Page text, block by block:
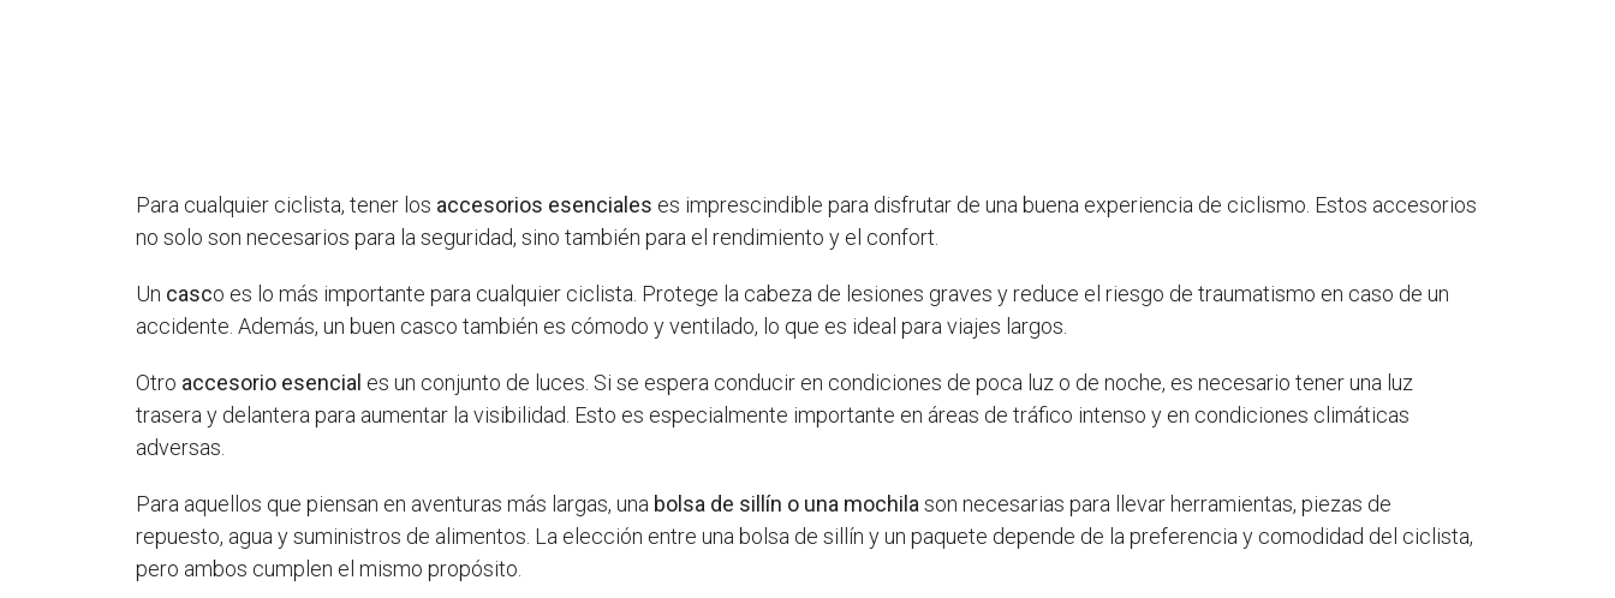
Para cualquier ciclista, tener los accesorios esenciales es imprescindible para disfrutar de una buena experiencia de ciclismo. Estos accesorios
no solo son necesarios para la seguridad, sino también para el rendimiento y el confort.
Un casco es lo más importante para cualquier ciclista. Protege la cabeza de lesiones graves y reduce el riesgo de traumatismo en caso de un
accidente. Además, un buen casco también es cómodo y ventilado, lo que es ideal para viajes largos.
Otro accesorio esencial es un conjunto de luces. Si se espera conducir en condiciones de poca luz o de noche, es necesario tener una luz
trasera y delantera para aumentar la visibilidad. Esto es especialmente importante en áreas de tráfico intenso y en condiciones climáticas
adversas.
Para aquellos que piensan en aventuras más largas, una bolsa de sillín o una mochila son necesarias para llevar herramientas, piezas de
repuesto, agua y suministros de alimentos. La elección entre una bolsa de sillín y un paquete depende de la preferencia y comodidad del ciclista,
pero ambos cumplen el mismo propósito.